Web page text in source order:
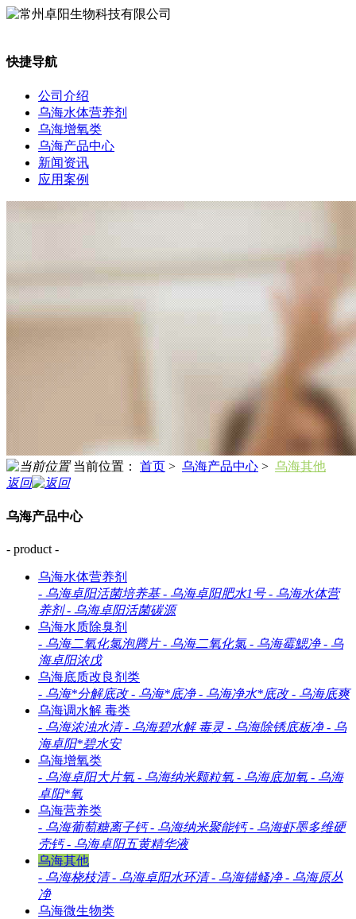
快捷导航
公司介绍
乌海水体营养剂
乌海增氧类
乌海产品中心
新闻资讯
应用案例
当前位置： 首页 > 乌海产品中心 > 乌海其他
返回
乌海产品中心
- product -
乌海水体营养剂
- 乌海卓阳活菌培养基 - 乌海卓阳肥水1号 - 乌海水体营
养剂 - 乌海卓阳活菌碳源
乌海水质除臭剂
- 乌海二氧化氯泡腾片 - 乌海二氧化氯 - 乌海霉鰓净 - 乌
海卓阳浓戊
乌海底质改良剂类
- 乌海*分解底改 - 乌海*底净 - 乌海净水*底改 - 乌海底爽
乌海调水解 毒类
- 乌海浓浊水清 - 乌海碧水解 毒灵 - 乌海除锈底板净 - 乌
海卓阳*碧水安
乌海增氧类
- 乌海卓阳大片氧 - 乌海纳米颗粒氧 - 乌海底加氧 - 乌海
卓阳*氧
乌海营养类
- 乌海葡萄糖离子钙 - 乌海纳米聚能钙 - 乌海虾墨多维硬
壳钙 - 乌海卓阳五黄精华液
乌海其他
- 乌海桡枝清 - 乌海卓阳水环清 - 乌海锚鳋净 - 乌海原丛
净
乌海微生物类